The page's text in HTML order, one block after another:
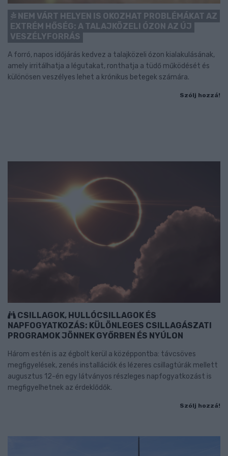
NEM VÁRT HELYEN IS OKOZHAT PROBLÉMÁKAT AZ
EXTRÉM HŐSÉG: A TALAJKÖZELI ÓZON AZ ÚJ
VESZÉLYFORRÁS
A forró, napos időjárás kedvez a talajközeli ózon kialakulásának,
amely irritálhatja a légutakat, ronthatja a tüdő működését és
különösen veszélyes lehet a krónikus betegek számára.
Szólj hozzá!
CSILLAGOK, HULLÓCSILLAGOK ÉS
NAPFOGYATKOZÁS: KÜLÖNLEGES CSILLAGÁSZATI
PROGRAMOK JÖNNEK GYŐRBEN ÉS NYÚLON
Három estén is az égbolt kerül a középpontba: távcsöves
megfigyelések, zenés installációk és lézeres csillagtúrák mellett
augusztus 12-én egy látványos részleges napfogyatkozást is
megfigyelhetnek az érdeklődők.
Szólj hozzá!